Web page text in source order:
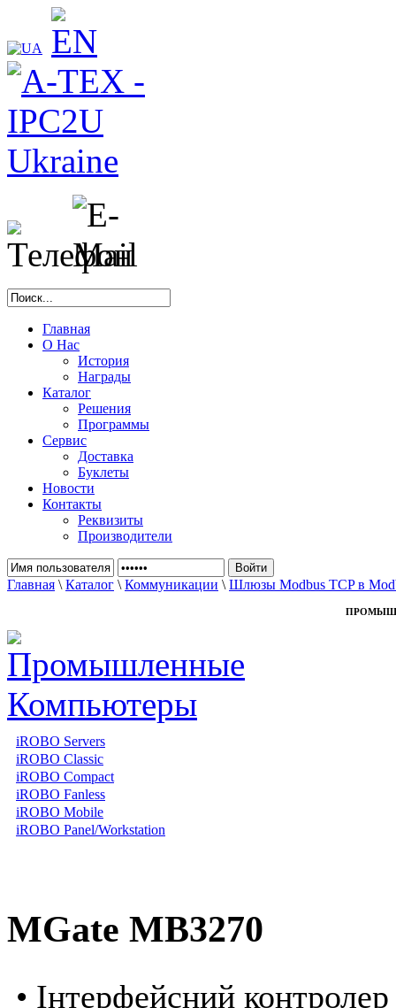
Главная
О Нас
История
Награды
Каталог
Решения
Программы
Сервис
Доставка
Буклеты
Новости
Контакты
Реквизиты
Производители
Главная \ Каталог \ Коммуникации \ Шлюзы Modbus TCP в
iROBO Servers
iROBO Classic
iROBO Compact
iROBO Fanless
iROBO Mobile
iROBO Panel/Workstation
MGate MB3270
• Інтерфейсний